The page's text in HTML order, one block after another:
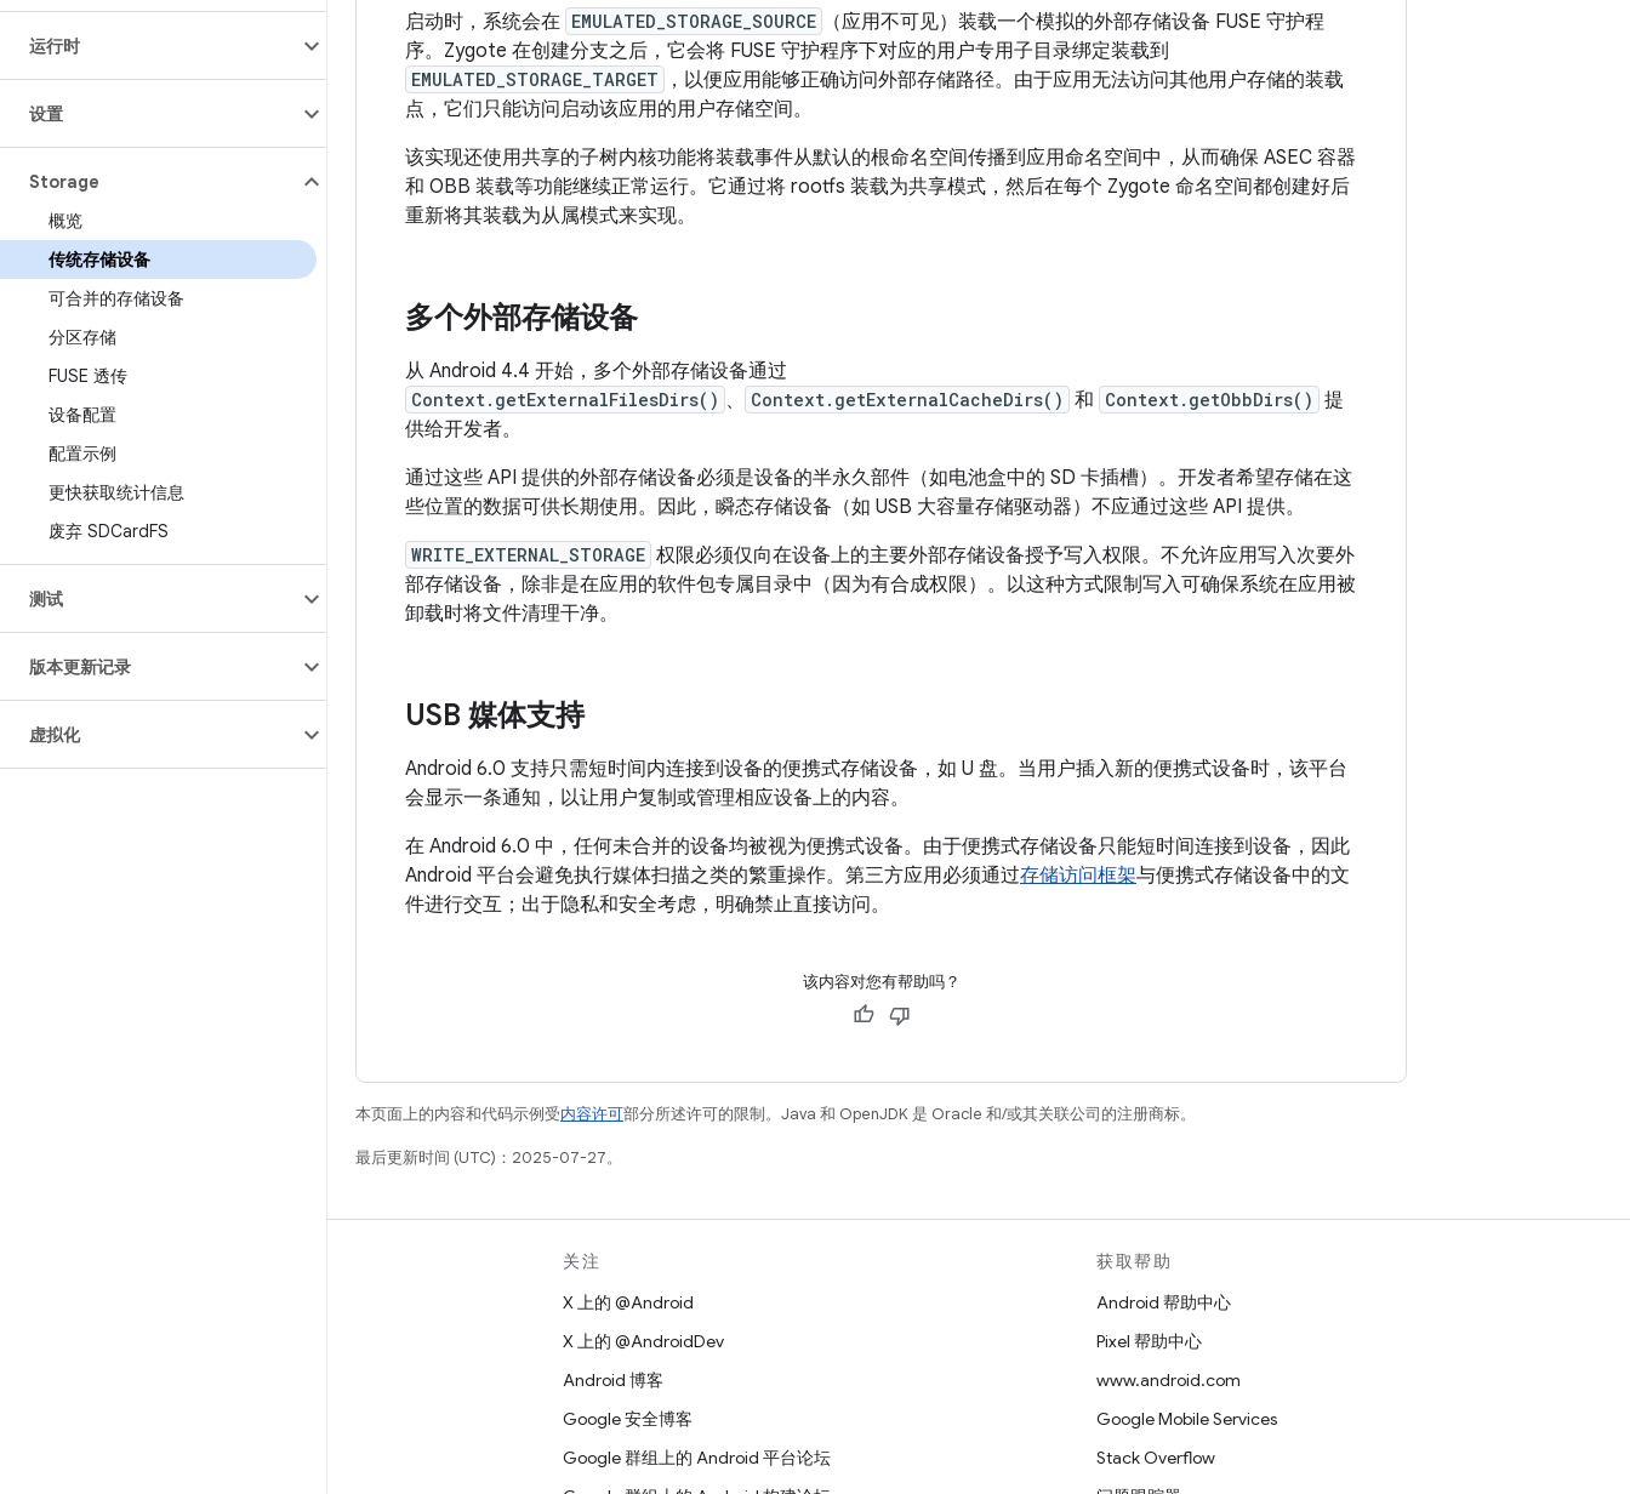
运行时
设置
Storage
概览
传统存储设备
可合并的存储设备
分区存储
FUSE 透传
设备配置
配置示例
更快获取统计信息
废弃 SDCardFS
测试
版本更新记录
虚拟化
启动时，系统会在 EMULATED_STORAGE_SOURCE
（应用不可见）装载一个模拟的外部存储设备 FUSE 守护程
序。Zygote 在创建分支之后，它会将 FUSE 守护程序下对应的用户专用子目录绑定装载到
EMULATED_STORAGE_TARGET
，以便应用能够正确访问外部存储路径。由于应用无法访问其他用户存储的装载
点，它们只能访问启动该应用的用户存储空间。
该实现还使用共享的子树内核功能将装载事件从默认的根命名空间传播到应用命名空间中，从而确保 ASEC 容器
和 OBB 装载等功能继续正常运行。它通过将 rootfs 装载为共享模式，然后在每个 Zygote 命名空间都创建好后
重新将其装载为从属模式来实现。
多个外部存储设备
从 Android 4.4 开始，多个外部存储设备通过
Context.getExternalFilesDirs() 、 Context.getExternalCacheDirs() 和 Context.getObbDirs() 提
供给开发者。
通过这些 API 提供的外部存储设备必须是设备的半永久部件（如电池盒中的 SD 卡插槽）。开发者希望存储在这
些位置的数据可供长期使用。因此，瞬态存储设备（如 USB 大容量存储驱动器）不应通过这些 API 提供。
WRITE_EXTERNAL_STORAGE 权限必须仅向在设备上的主要外部存储设备授予写入权限。不允许应用写入次要外
部存储设备，除非是在应用的软件包专属目录中（因为有合成权限）。以这种方式限制写入可确保系统在应用被
卸载时将文件清理干净。
USB 媒体支持
Android 6.0 支持只需短时间内连接到设备的便携式存储设备，如 U 盘。当用户插入新的便携式设备时，该平台
会显示一条通知，以让用户复制或管理相应设备上的内容。
在 Android 6.0 中，任何未合并的设备均被视为便携式设备。由于便携式存储设备只能短时间连接到设备，因此
Android 平台会避免执行媒体扫描之类的繁重操作。第三方应用必须通过存储访问框架与便携式存储设备中的文
件进行交互；出于隐私和安全考虑，明确禁止直接访问。
该内容对您有帮助吗？
本页面上的内容和代码示例受内容许可部分所述许可的限制。Java 和 OpenJDK 是 Oracle 和/或其关联公司的注册商标。
最后更新时间 (UTC)：2025-07-27。
关注
X 上的 @Android
X 上的 @AndroidDev
Android 博客
Google 安全博客
Google 群组上的 Android 平台论坛
获取帮助
Android 帮助中心
Pixel 帮助中心
www.android.com
Google Mobile Services
Stack Overflow